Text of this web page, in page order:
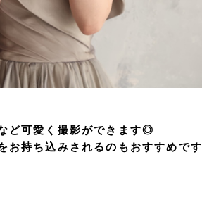
ど可愛く撮影ができます◎
お持ち込みされるのもおすすめです